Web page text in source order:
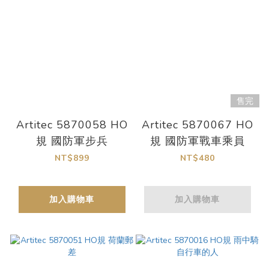
Artitec 5870058 HO
規 國防軍步兵
NT$899
加入購物車
售完
Artitec 5870067 HO
規 國防軍戰車乘員
NT$480
加入購物車